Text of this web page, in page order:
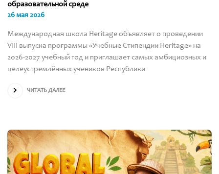
образовательной среде
26 мая 2026
Международная школа Heritage объявляет о проведении
VIII выпуска программы «Учебные Стипендии Heritage» на
2026-2027 учебный год и приглашает самых амбициозных и
целеустремлённых учеников Республики
ЧИТАТЬ ДАЛЕЕ